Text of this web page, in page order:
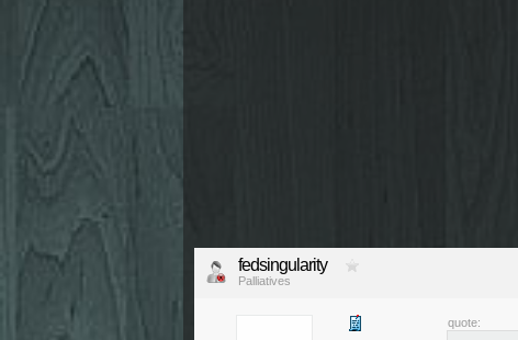
fedsingularity
Palliatives
quote: